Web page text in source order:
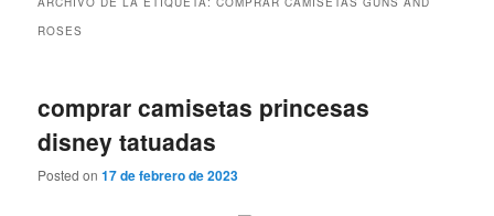
ROSES
comprar camisetas princesas
disney tatuadas
Posted on17 de febrero de 2023